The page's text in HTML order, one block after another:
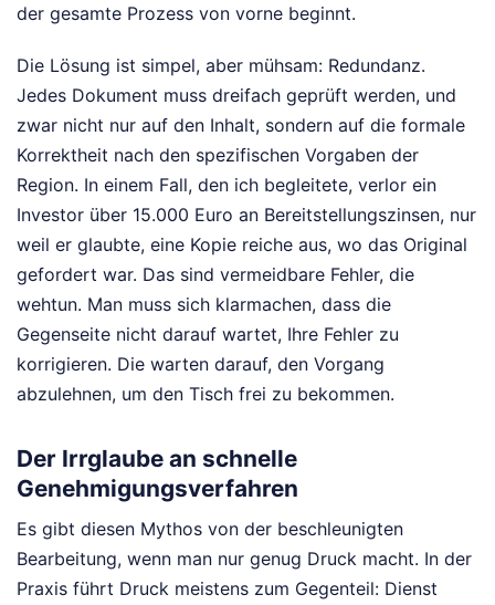
der gesamte Prozess von vorne beginnt.
Die Lösung ist simpel, aber mühsam: Redundanz.
Jedes Dokument muss dreifach geprüft werden, und
zwar nicht nur auf den Inhalt, sondern auf die formale
Korrektheit nach den spezifischen Vorgaben der
Region. In einem Fall, den ich begleitete, verlor ein
Investor über 15.000 Euro an Bereitstellungszinsen, nur
weil er glaubte, eine Kopie reiche aus, wo das Original
gefordert war. Das sind vermeidbare Fehler, die
wehtun. Man muss sich klarmachen, dass die
Gegenseite nicht darauf wartet, Ihre Fehler zu
korrigieren. Die warten darauf, den Vorgang
abzulehnen, um den Tisch frei zu bekommen.
Der Irrglaube an schnelle
Genehmigungsverfahren
Es gibt diesen Mythos von der beschleunigten
Bearbeitung, wenn man nur genug Druck macht. In der
Praxis führt Druck meistens zum Gegenteil: Dienst